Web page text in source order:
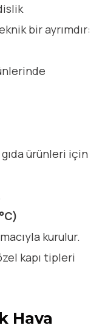
bir ayrımdır:
ürünleri için
kurulur.
kapı tipleri
Hava